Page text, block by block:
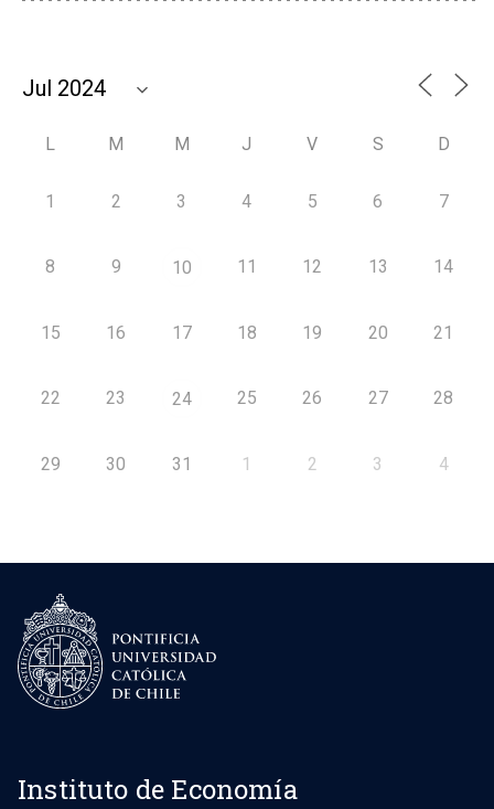
L M M J V S D
1 2 3 4 5 6 7
8 9 10 11 12 13 14
15 16 17 18 19 20 21
22 23 24 25 26 27 28
29 30 31 1 2 3 4
Instituto de Economía